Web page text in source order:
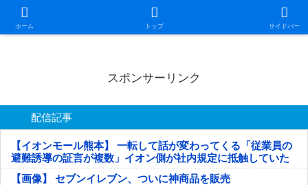
ホーム トップ サイドバー
日本第一！ニュース録
スポンサーリンク
配信記事
【イオンモール熊本】 一転して話が変わってくる「従業員の
避難誘導の証言が複数」イオン側が社内規定に抵触していた
疑い
【画像】 セブンイレブン、ついに神商品を販売